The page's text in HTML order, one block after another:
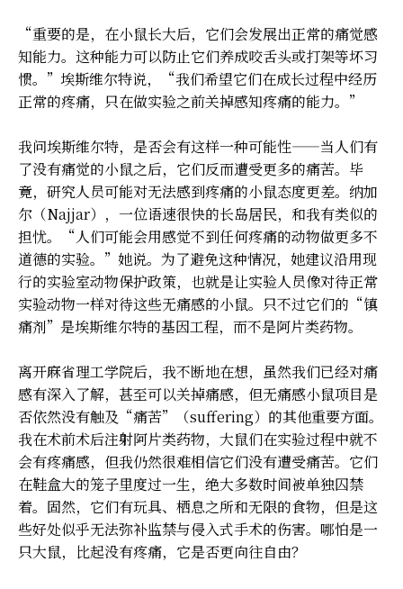
“重要的是，在小鼠长大后，它们会发展出正常的痛觉感
知能力。这种能力可以防止它们养成咬舌头或打架等坏习
惯。”埃斯维尔特说，“我们希望它们在成长过程中经历
正常的疼痛，只在做实验之前关掉感知疼痛的能力。”
我问埃斯维尔特，是否会有这样一种可能性——当人们有
了没有痛觉的小鼠之后，它们反而遭受更多的痛苦。毕
竟，研究人员可能对无法感到疼痛的小鼠态度更差。纳加
尔（Najjar），一位语速很快的长岛居民，和我有类似的
担忧。“人们可能会用感觉不到任何疼痛的动物做更多不
道德的实验。”她说。为了避免这种情况，她建议沿用现
行的实验室动物保护政策，也就是让实验人员像对待正常
实验动物一样对待这些无痛感的小鼠。只不过它们的“镇
痛剂”是埃斯维尔特的基因工程，而不是阿片类药物。
离开麻省理工学院后，我不断地在想，虽然我们已经对痛
感有深入了解，甚至可以关掉痛感，但无痛感小鼠项目是
否依然没有触及“痛苦”（suffering）的其他重要方面。
我在术前术后注射阿片类药物，大鼠们在实验过程中就不
会有疼痛感，但我仍然很难相信它们没有遭受痛苦。它们
在鞋盒大的笼子里度过一生，绝大多数时间被单独囚禁
着。固然，它们有玩具、栖息之所和无限的食物，但是这
些好处似乎无法弥补监禁与侵入式手术的伤害。哪怕是一
只大鼠，比起没有疼痛，它是否更向往自由？